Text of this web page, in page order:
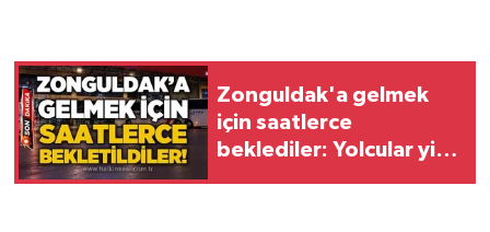
Zonguldak'a gelmek
için saatlerce
beklediler: Yolcular yine
Gökçebey
GÜNDEM
İş ilanı